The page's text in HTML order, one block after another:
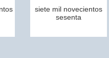
siete mil novecientos
sesenta